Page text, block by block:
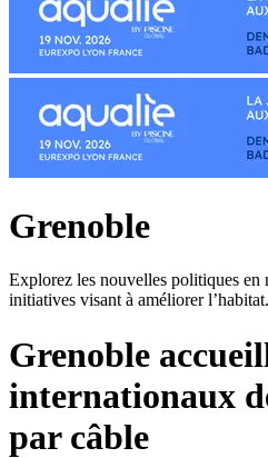
Grenoble
Explorez les nouvelles politiques en
initiatives visant à améliorer l’habitat.
Grenoble
internationaux
par câble